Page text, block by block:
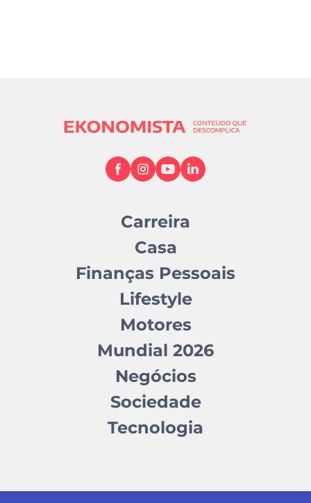
Carreira
Casa
Finanças Pessoais
Lifestyle
Motores
Mundial 2026
Negócios
Sociedade
Tecnologia